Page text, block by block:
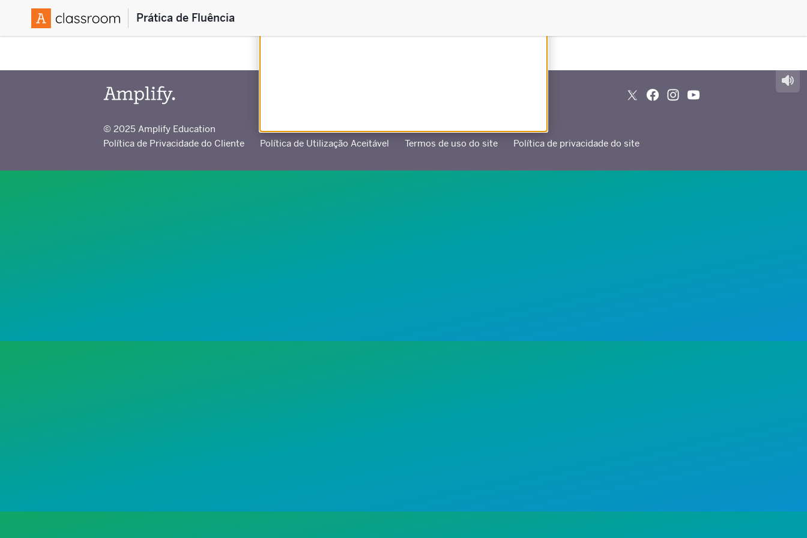
Prática de Fluência
© 2025 Amplify Education
Política de Privacidade do Cliente
Política de Utilização Aceitável Termos de uso do site Política de privacidade do site